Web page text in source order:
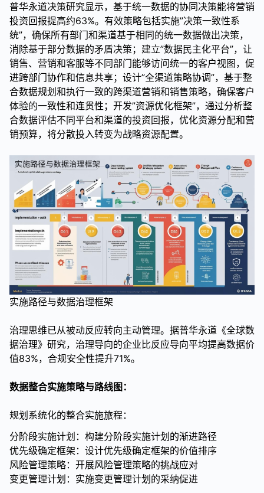
普华永道决策研究显示，基于统一数据的协同决策能将营销
投资回报提高约63%。有效策略包括实施”决策一致性系
统”，确保所有部门和渠道基于相同的统一数据做出决策，
消除基于部分数据的矛盾决策；建立”数据民主化平台”，让
销售、营销和客服等不同部门能够访问统一的客户视图，促
进跨部门协作和信息共享；设计”全渠道策略协调”，基于整
合数据规划和执行一致的跨渠道营销和销售策略，确保客户
体验的一致性和连贯性；开发”资源优化框架”，通过分析整
合数据评估不同平台和渠道的投资回报，优化资源分配和营
销预算，将分散投入转变为战略资源配置。
实施路径与数据治理框架
治理思维已从被动反应转向主动管理。据普华永道《全球数
据治理》研究，治理导向的企业比反应导向平均提高数据价
值83%，合规安全性提升71%。
数据整合实施策略与路线图：
规划系统化的整合实施旅程：
分阶段实施计划：构建分阶段实施计划的渐进路径
优先级确定框架：设计优先级确定框架的价值排序
风险管理策略：开展风险管理策略的挑战应对
变更管理计划：实施变更管理计划的采纳促进